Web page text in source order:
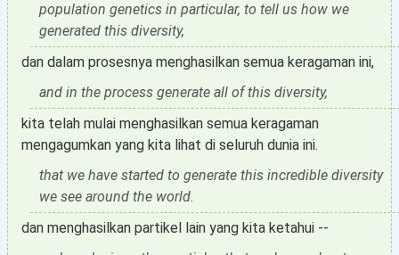
population genetics in particular, to tell us how we
generated this diversity,
dan dalam prosesnya menghasilkan semua keragaman ini,
and in the process generate all of this diversity,
kita telah mulai menghasilkan semua keragaman
mengagumkan yang kita lihat di seluruh dunia ini.
that we have started to generate this incredible diversity
we see around the world.
dan menghasilkan partikel lain yang kita ketahui --